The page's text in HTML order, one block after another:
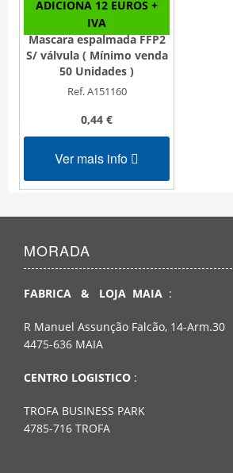
ADICIONA 12 EUROS +
IVA
Mascara espalmada FFP2
S/ válvula ( Mínimo venda
50 Unidades )
Ref. A151160
0,44 €
Ver mais info
MORADA
FABRICA & LOJA MAIA :
R Manuel Assunção Falcão, 14-Arm.30
4475-636 MAIA
CENTRO LOGISTICO :
TROFA BUSINESS PARK
4785-716 TROFA